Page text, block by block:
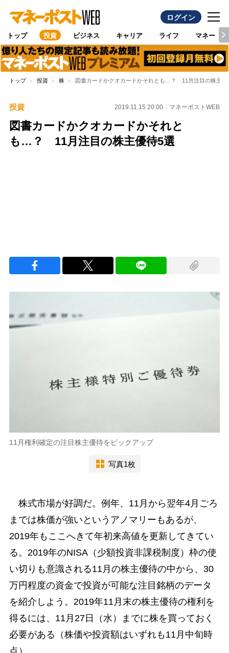
ログイン
トップ 投資 ビジネス キャリア ライフ マネー
トップ 投資 株 図書カードかクオカードかそれとも…？ 11月注目の株主優
投資 2019.11.15 20:00 マネーポストWEB
図書カードかクオカードかそれと
も…？ 11月注目の株主優待5選
11月権利確定の注目株主優待をピックアップ
写真1枚
株式市場が好調だ。例年、11月から翌年4月ごろ
までは株価が強いというアノマリーもあるが、
2019年もここへきて年初来高値を更新してきてい
る。2019年のNISA（少額投資非課税制度）枠の使
い切りも意識される11月の株主優待の中から、30
万円程度の資金で投資が可能な注目銘柄のデータ
を紹介しよう。2019年11月末の株主優待の権利を
得るには、11月27日（水）までに株を買っておく
必要がある（株価や投資額はいずれも11月中旬時